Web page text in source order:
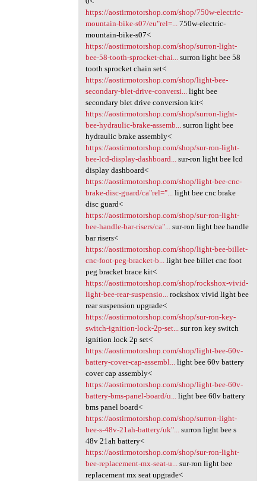
https://aostirmotorshop.com/shop/750w-electric-
mountain-bike-s07/eu"rel=...750w-electric-
mountain-bike-s07<
https://aostirmotorshop.com/shop/surron-light-
bee-58-tooth-sprocket-chai...surron light bee 58
tooth sprocket chain set<
https://aostirmotorshop.com/shop/light-bee-
secondary-blet-drive-conversi...light bee
secondary blet drive conversion kit<
https://aostirmotorshop.com/shop/surron-light-
bee-hydraulic-brake-assemb...surron light bee
hydraulic brake assembly<
https://aostirmotorshop.com/shop/sur-ron-light-
bee-lcd-display-dashboard...sur-ron light bee lcd
display dashboard<
https://aostirmotorshop.com/shop/light-bee-cnc-
brake-disc-guard/ca"rel="...light bee cnc brake
disc guard<
https://aostirmotorshop.com/shop/sur-ron-light-
bee-handle-bar-risers/ca"...sur-ron light bee handle
bar risers<
https://aostirmotorshop.com/shop/light-bee-billet-
cnc-foot-peg-bracket-b...light bee billet cnc foot
peg bracket brace kit<
https://aostirmotorshop.com/shop/rockshox-vivid-
light-bee-rear-suspensio...rockshox vivid light bee
rear suspension upgrade<
https://aostirmotorshop.com/shop/sur-ron-key-
switch-ignition-lock-2p-set...sur ron key switch
ignition lock 2p set<
https://aostirmotorshop.com/shop/light-bee-60v-
battery-cover-cap-assembl...light bee 60v battery
cover cap assembly<
https://aostirmotorshop.com/shop/light-bee-60v-
battery-bms-panel-board/u...light bee 60v battery
bms panel board<
https://aostirmotorshop.com/shop/surron-light-
bee-s-48v-21ah-battery/uk"...surron light bee s
48v 21ah battery<
https://aostirmotorshop.com/shop/sur-ron-light-
bee-replacement-mx-seat-u...sur-ron light bee
replacement mx seat upgrade<